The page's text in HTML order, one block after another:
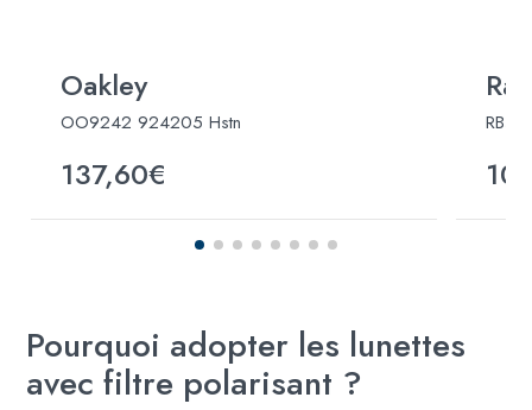
Oakley
OO9242 924205 Hstn
137,60€
Pourquoi adopter les lunettes
avec filtre polarisant ?